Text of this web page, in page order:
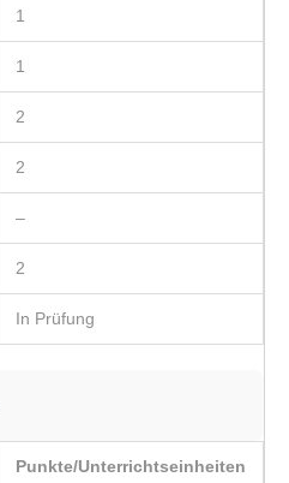
1
1
2
2
–
2
In Prüfung
Punkte/Unterrichtseinheiten